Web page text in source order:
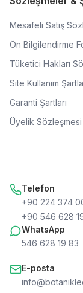
Mesafeli Satış
Ön Bilgilendirme
Tüketici Hakları
Site Kullanım
Garanti Şartları
Üyelik Sözleşmesi
Telefon
+90 224 374
+90 546 628
WhatsApp
546 628 19 83
E-posta